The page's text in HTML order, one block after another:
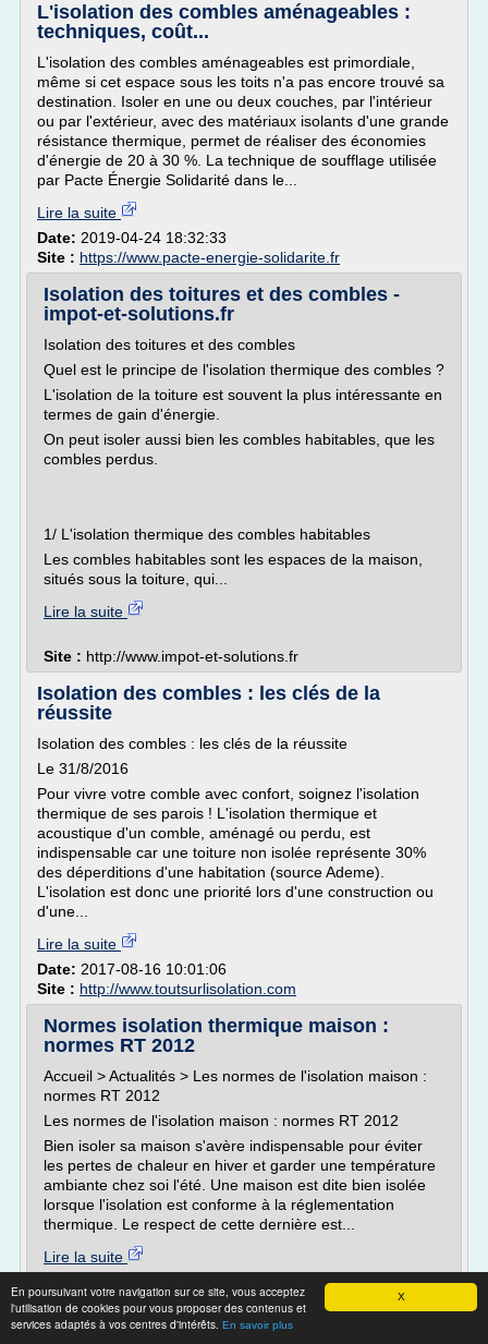
X
En poursuivant votre navigation sur ce site, vous acceptez
l'utilisation de cookies pour vous proposer des contenus et
services adaptés à vos centres d'intérêts. En savoir plus
L'isolation des combles aménageables :
techniques, coût...
L'isolation des combles aménageables est primordiale,
même si cet espace sous les toits n'a pas encore trouvé sa
destination. Isoler en une ou deux couches, par l'intérieur
ou par l'extérieur, avec des matériaux isolants d'une grande
résistance thermique, permet de réaliser des économies
d'énergie de 20 à 30 %. La technique de soufflage utilisée
par Pacte Énergie Solidarité dans le...
Lire la suite
Date: 2019-04-24 18:32:33
Site : https://www.pacte-energie-solidarite.fr
Isolation des toitures et des combles -
impot-et-solutions.fr
Isolation des toitures et des combles
Quel est le principe de l'isolation thermique des combles ?
L'isolation de la toiture est souvent la plus intéressante en
termes de gain d'énergie.
On peut isoler aussi bien les combles habitables, que les
combles perdus.
1/ L'isolation thermique des combles habitables
Les combles habitables sont les espaces de la maison,
situés sous la toiture, qui...
Lire la suite
Site : http://www.impot-et-solutions.fr
Isolation des combles : les clés de la
réussite
Isolation des combles : les clés de la réussite
Le 31/8/2016
Pour vivre votre comble avec confort, soignez l'isolation
thermique de ses parois ! L'isolation thermique et
acoustique d'un comble, aménagé ou perdu, est
indispensable car une toiture non isolée représente 30%
des déperditions d'une habitation (source Ademe).
L'isolation est donc une priorité lors d'une construction ou
d'une...
Lire la suite
Date: 2017-08-16 10:01:06
Site : http://www.toutsurlisolation.com
Normes isolation thermique maison :
normes RT 2012
Accueil > Actualités > Les normes de l'isolation maison :
normes RT 2012
Les normes de l'isolation maison : normes RT 2012
Bien isoler sa maison s'avère indispensable pour éviter
les pertes de chaleur en hiver et garder une température
ambiante chez soi l'été. Une maison est dite bien isolée
lorsque l'isolation est conforme à la réglementation
thermique. Le respect de cette dernière est...
Lire la suite
Site :blog.afih.fr